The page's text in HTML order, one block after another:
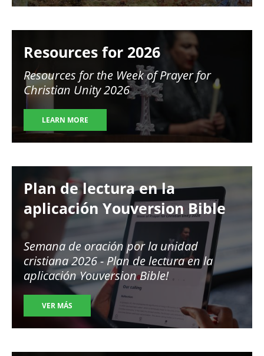
Resources for 2026
Resources for the Week of Prayer for
Christian Unity 2026
LEARN MORE
Plan de lectura en la
aplicación Youversion Bible
Semana de oración por la unidad
cristiana 2026 - Plan de lectura en la
aplicación Youversion Bible!
VER MÁS